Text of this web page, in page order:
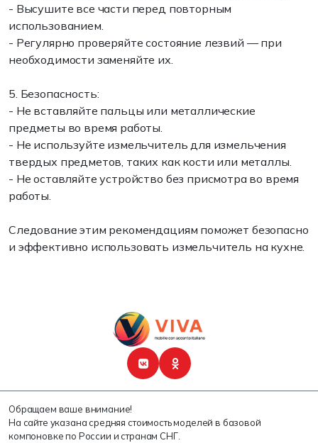
- Высушите все части перед повторным
использованием.
- Регулярно проверяйте состояние лезвий — при
необходимости заменяйте их.
5. Безопасность:
- Не вставляйте пальцы или металлические
предметы во время работы.
- Не используйте измельчитель для измельчения
твердых предметов, таких как кости или металлы.
- Не оставляйте устройство без присмотра во время
работы.
Следование этим рекомендациям поможет безопасно
и эффективно использовать измельчитель на кухне.
Обращаем ваше внимание!
На сайте указана средняя стоимость моделей в базовой
компоновке по России и странам СНГ.